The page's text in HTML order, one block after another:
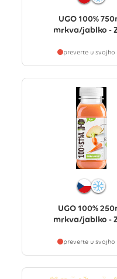
UGO 100%
mrkva/jablko -
preverte u svojho
UGO 100%
mrkva/jablko -
preverte u svojho